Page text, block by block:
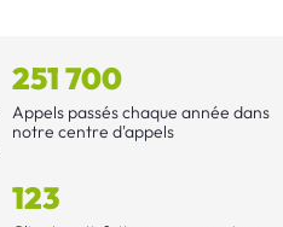
251 700
Appels passés chaque année dans
notre centre d'appels
123